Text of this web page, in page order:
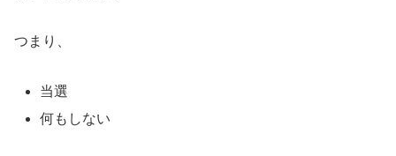
つまり、
当選
何もしない